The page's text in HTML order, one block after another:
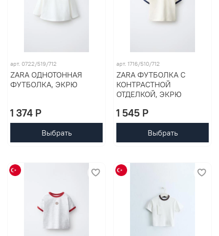
арт. 0722/519/712
ZARA ОДНОТОННАЯ
ФУТБОЛКА, ЭКРЮ
1 374 P
Выбрать
арт. 1716/510/712
ZARA ФУТБОЛКА С
КОНТРАСТНОЙ
ОТДЕЛКОЙ, ЭКРЮ
1 545 P
Выбрать